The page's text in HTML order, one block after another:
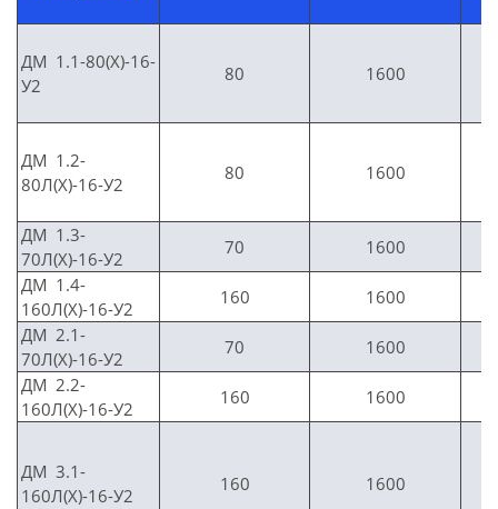
ДМ 1.1-80(Х)-16-
У2
80 1600
ДМ 1.2-
80Л(Х)-16-У2
80 1600
ДМ 1.3-
70Л(Х)-16-У2
70
1600
ДМ 1.4-
160Л(Х)-16-У2
160
1600
ДМ 2.1-
70Л(Х)-16-У2
70
1600
ДМ 2.2-
160Л(Х)-16-У2
160 1600
ДМ 3.1-
160Л(Х)-16-У2
160 1600